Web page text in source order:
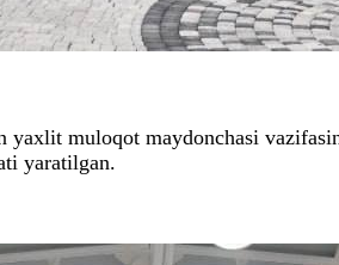
muloqot maydonchasi
yaratilgan.